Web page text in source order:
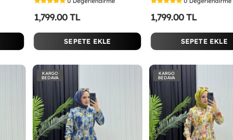
1,799.00 TL
SEPETE EKLE
1,799.00 TL
SEPETE EKLE
KARGO
BEDAVA
KARGO
BEDAVA